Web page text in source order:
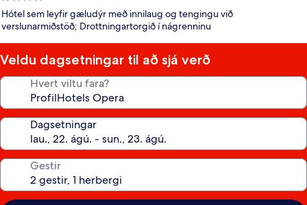
stjörnu
gististaður
Hótel sem leyfir gæludýr með innilaug og tengingu við
verslunarmiðstöð; Drottningartorgið í nágrenninu
Veldu dagsetningar til að sjá verð
Hvert viltu fara?
Dagsetningar
Gestir